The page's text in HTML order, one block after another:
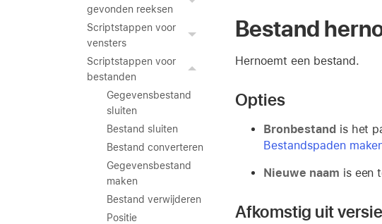
gevonden reeksen
Scriptstappen voor
vensters
Scriptstappen voor
bestanden
Gegevensbestand
sluiten
Bestand sluiten
Bestand converteren
Gegevensbestand
maken
Bestand verwijderen
Positie
Bestand
Hernoemt een bestand.
Opties
Bronbestandis het
Bestandspaden
Nieuwe naam is een
Afkomstig uit versie